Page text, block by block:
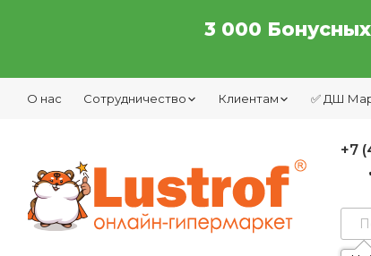
3 000
О нас Сотрудничество Клиентам ✅ ДШ
+7